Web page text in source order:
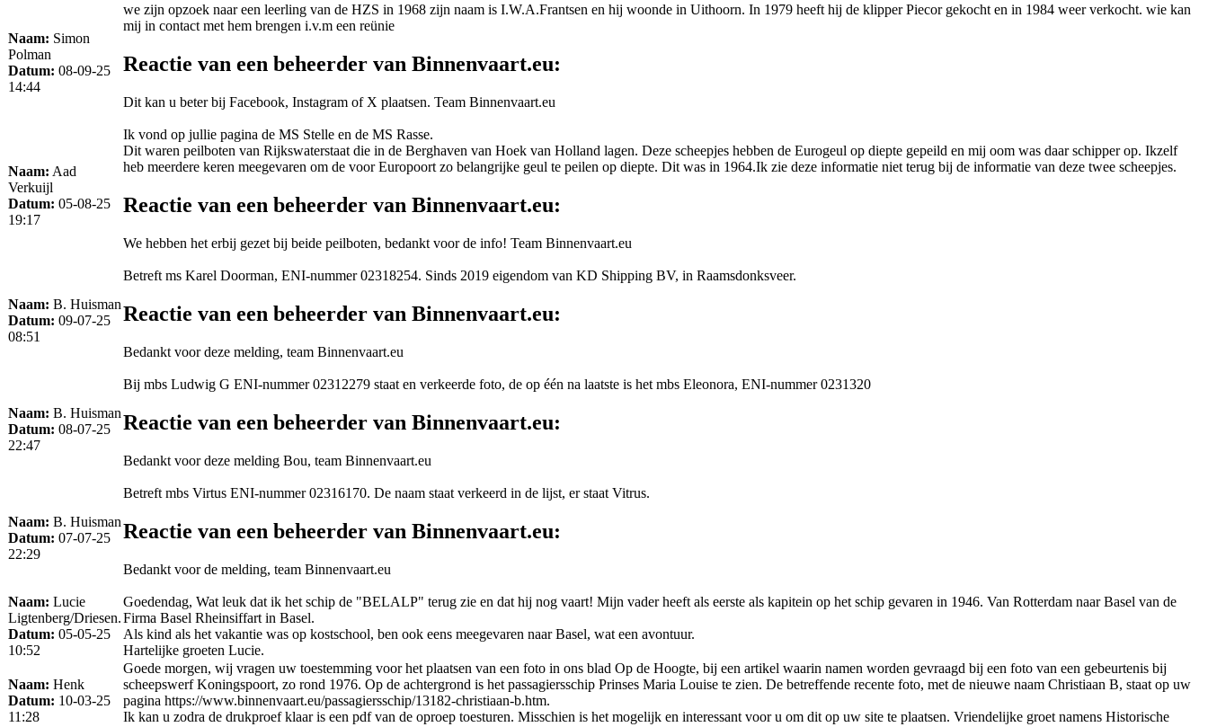
Naam: Simon
Polman
Datum: 08-09-25
14:44
we zijn opzoek naar een leerling van de HZS in 1968 zijn naam is I.W.A.Frantsen en hij woonde in Uithoorn. In 1979 heeft hij de klipper Piecor gekocht en in 1984 weer verkocht. wie kan
mij in contact met hem brengen i.v.m een reünie
Reactie van een beheerder van Binnenvaart.eu:
Dit kan u beter bij Facebook, Instagram of X plaatsen. Team Binnenvaart.eu
Naam: Aad
Verkuijl
Datum: 05-08-25
19:17
Ik vond op jullie pagina de MS Stelle en de MS Rasse.
Dit waren peilboten van Rijkswaterstaat die in de Berghaven van Hoek van Holland lagen. Deze scheepjes hebben de Eurogeul op diepte gepeild en mij oom was daar schipper op. Ikzelf
heb meerdere keren meegevaren om de voor Europoort zo belangrijke geul te peilen op diepte. Dit was in 1964.Ik zie deze informatie niet terug bij de informatie van deze twee scheepjes.
Reactie van een beheerder van Binnenvaart.eu:
We hebben het erbij gezet bij beide peilboten, bedankt voor de info! Team Binnenvaart.eu
Naam: B. Huisman
Datum: 09-07-25
08:51
Betreft ms Karel Doorman, ENI-nummer 02318254. Sinds 2019 eigendom van KD Shipping BV, in Raamsdonksveer.
Reactie van een beheerder van Binnenvaart.eu:
Bedankt voor deze melding, team Binnenvaart.eu
Naam: B. Huisman
Datum: 08-07-25
22:47
Bij mbs Ludwig G ENI-nummer 02312279 staat en verkeerde foto, de op één na laatste is het mbs Eleonora, ENI-nummer 0231320
Reactie van een beheerder van Binnenvaart.eu:
Bedankt voor deze melding Bou, team Binnenvaart.eu
Naam: B. Huisman
Datum: 07-07-25
22:29
Betreft mbs Virtus ENI-nummer 02316170. De naam staat verkeerd in de lijst, er staat Vitrus.
Reactie van een beheerder van Binnenvaart.eu:
Bedankt voor de melding, team Binnenvaart.eu
Naam: Lucie
Ligtenberg/Driesen.
Datum: 05-05-25
10:52
Goedendag, Wat leuk dat ik het schip de "BELALP" terug zie en dat hij nog vaart! Mijn vader heeft als eerste als kapitein op het schip gevaren in 1946. Van Rotterdam naar Basel van de
Firma Basel Rheinsiffart in Basel.
Als kind als het vakantie was op kostschool, ben ook eens meegevaren naar Basel, wat een avontuur.
Hartelijke groeten Lucie.
Naam: Henk
Datum: 10-03-25
11:28
Goede morgen, wij vragen uw toestemming voor het plaatsen van een foto in ons blad Op de Hoogte, bij een artikel waarin namen worden gevraagd bij een foto van een gebeurtenis bij
scheepswerf Koningspoort, zo rond 1976. Op de achtergrond is het passagiersschip Prinses Maria Louise te zien. De betreffende recente foto, met de nieuwe naam Christiaan B, staat op uw
pagina https://www.binnenvaart.eu/passagiersschip/13182-christiaan-b.htm.
Ik kan u zodra de drukproef klaar is een pdf van de oproep toesturen. Misschien is het mogelijk en interessant voor u om dit op uw site te plaatsen. Vriendelijke groet namens Historische